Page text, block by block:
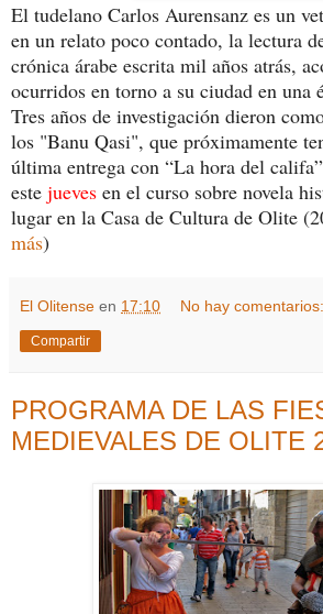
El tudelano Carlos Aurensanz es un
en un relato poco contado, la lectura
crónica árabe escrita mil años atrás,
ocurridos en torno a su ciudad en una
Tres años de investigación dieron
los "Banu Qasi", que próximamente
última entrega con “La hora del
este jueves en el curso sobre novela
lugar en la Casa de Cultura de Olite
más)
El Olitense en 17:10 No hay comentarios:
Compartir
PROGRAMA DE LAS
MEDIEVALES DE OLITE